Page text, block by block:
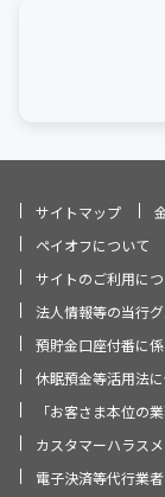
サイトマップ
ペイオフについて
サイトのご利用に
法人情報等の当行
預貯金口座付番に
休眠預金等活用法
「お客さま本位の
カスタマーハラス
電子決済等代行業